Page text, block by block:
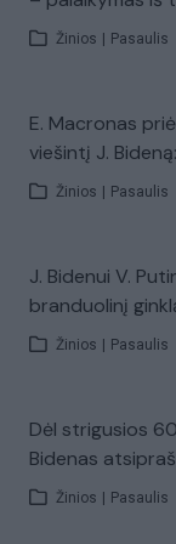
Žinios Pasaulis
E. Macronas
viešintį J.
Žinios Pasaulis
J. Bidenui V.
branduolinį
Žinios Pasaulis
Dėl strigusios
Bidenas
Žinios Pasaulis